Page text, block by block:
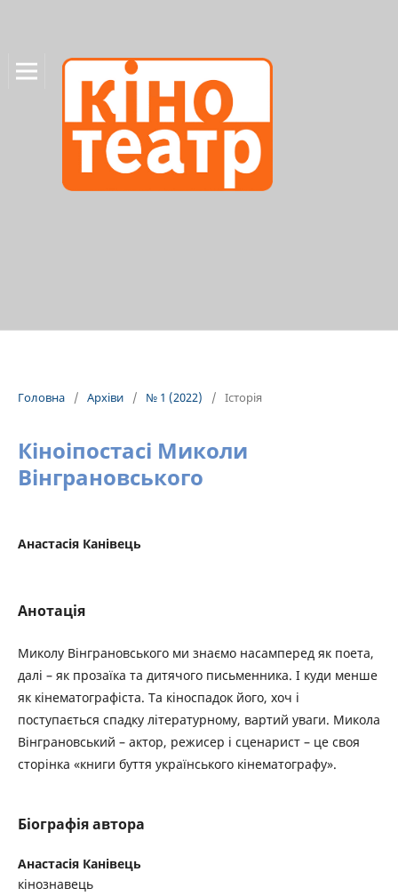
Головна / Архіви / № 1 (2022) / Історія
Кіноіпостасі Миколи
Вінграновського
Анастасія Канівець
Анотація
Миколу Вінграновського ми знаємо насамперед як поета,
далі – як прозаїка та дитячого письменника. І куди менше
як кінематографіста. Та кіноспадок його, хоч і
поступається спадку літературному, вартий уваги. Микола
Вінграновський – актор, режисер і сценарист – це своя
сторінка «книги буття українського кінематографу».
Біографія автора
Анастасія Канівець
кінознавець